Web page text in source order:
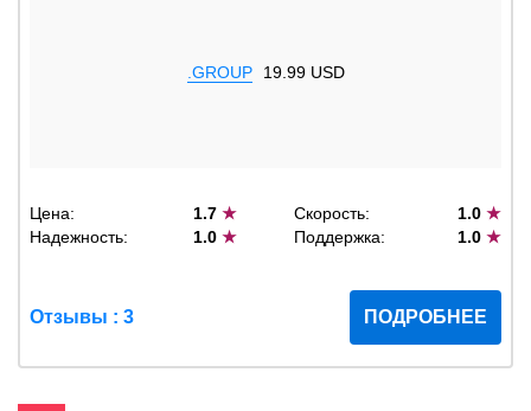
.GROUP 19.99 USD
Цена: 1.7★ Скорость: 1.0 ★
Надежность:
1.0★ Поддержка: 1.0 ★
Отзывы : 3 ПОДРОБНЕЕ